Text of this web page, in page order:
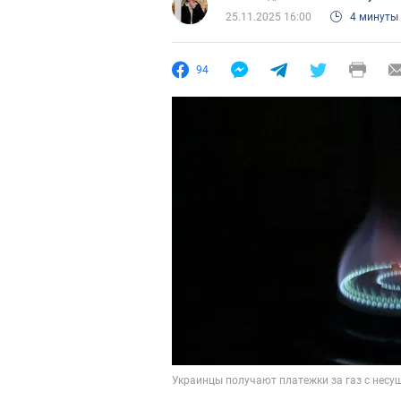
25.11.2025 16:00
4 минуты
94